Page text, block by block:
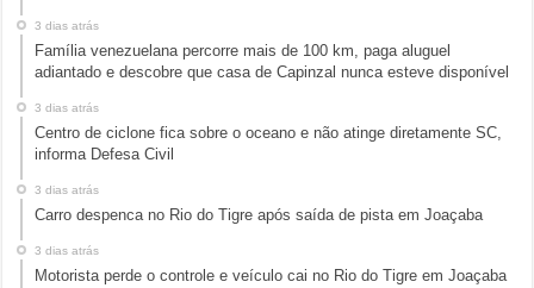
3 dias atrás
Família venezuelana percorre mais de 100 km, paga aluguel
adiantado e descobre que casa de Capinzal nunca esteve disponível
3 dias atrás
Centro de ciclone fica sobre o oceano e não atinge diretamente SC,
informa Defesa Civil
3 dias atrás
Carro despenca no Rio do Tigre após saída de pista em Joaçaba
3 dias atrás
Motorista perde o controle e veículo cai no Rio do Tigre em Joaçaba